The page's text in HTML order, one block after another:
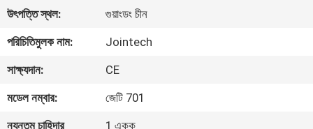
VR
প্রদর্শন
আমাদের
সম্পর্কে
উৎপত্তি স্থল:
গুয়াংডং চীন
পরিচিতিমুলক নাম:
Jointech
সাক্ষ্যদান:
CE
মডেল নম্বার:
জেটি 701
ন্যূনতম চাহিদার
1 একক